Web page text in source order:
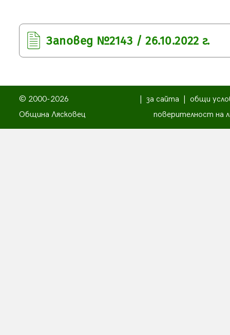
Заповед №2143 / 26.10.2022 г.
© 2000-2026
Община Лясковец
за сайта
общи
поверителност на